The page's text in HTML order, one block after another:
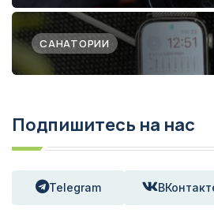
САНАТОРИИ
Подпишитесь на нас
Telegram